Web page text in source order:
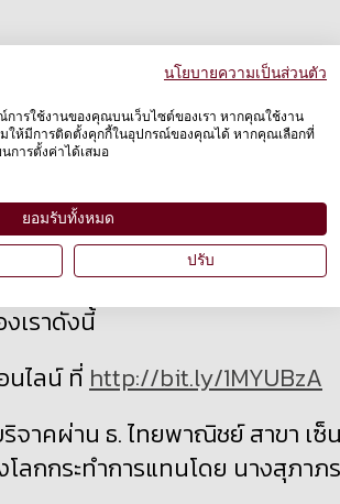
แพทย์ณฤทธิ์ศร ผลเพิ่ม ผู้จัดการ
ล่าวว่า ภัยพิบัติครั้งนี้รุนแรงกว่า
างหน้า เราอาจต้องเห็นความเสี
กมายยังรอความหวังจากความ
เราดังนี้
นไลน์ ที่ http://bit.ly/1MYUBzA
ริจาคผ่าน ธ. ไทยพาณิชย์ สาขา
โลกกระทำการแทนโดย นางสุภา
นโยบายความเป็นส่วนตัว
การใช้งานของคุณบนเว็บไซต์ของเรา หากคุณใช้งาน
ให้มีการติดตั้งคุกกี้ในอุปกรณ์ของคุณได้ หากคุณเลือกที่
การตั้งค่าได้เสมอ
ยอมรับทั้งหมด
ปรับ